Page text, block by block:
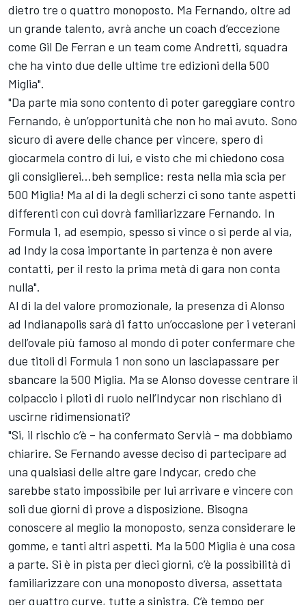
dietro tre o quattro monoposto. Ma Fernando, oltre ad
un grande talento, avrà anche un coach d’eccezione
come Gil De Ferran e un team come Andretti, squadra
che ha vinto due delle ultime tre edizioni della 500
Miglia".
"Da parte mia sono contento di poter gareggiare contro
Fernando, è un’opportunità che non ho mai avuto. Sono
sicuro di avere delle chance per vincere, spero di
giocarmela contro di lui, e visto che mi chiedono cosa
gli consiglierei…beh semplice: resta nella mia scia per
500 Miglia! Ma al di la degli scherzi ci sono tante aspetti
differenti con cui dovrà familiarizzare Fernando. In
Formula 1, ad esempio, spesso si vince o si perde al via,
ad Indy la cosa importante in partenza è non avere
contatti, per il resto la prima metà di gara non conta
nulla".
Al di la del valore promozionale, la presenza di Alonso
ad Indianapolis sarà di fatto un’occasione per i veterani
dell’ovale più famoso al mondo di poter confermare che
due titoli di Formula 1 non sono un lasciapassare per
sbancare la 500 Miglia. Ma se Alonso dovesse centrare il
colpaccio i piloti di ruolo nell’Indycar non rischiano di
uscirne ridimensionati?
"Si, il rischio c’è – ha confermato Servià – ma dobbiamo
chiarire. Se Fernando avesse deciso di partecipare ad
una qualsiasi delle altre gare Indycar, credo che
sarebbe stato impossibile per lui arrivare e vincere con
soli due giorni di prove a disposizione. Bisogna
conoscere al meglio la monoposto, senza considerare le
gomme, e tanti altri aspetti. Ma la 500 Miglia è una cosa
a parte. Si è in pista per dieci giorni, c’è la possibilità di
familiarizzare con una monoposto diversa, assettata
per quattro curve, tutte a sinistra. C’è tempo per